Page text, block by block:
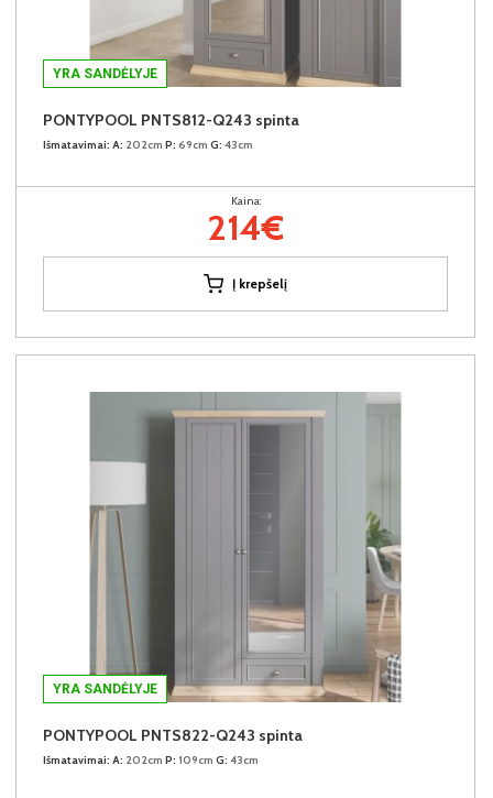
YRA SANDĖLYJE
PONTYPOOL PNTS812-Q243 spinta
Išmatavimai: A: 202cm P: 69cm G: 43cm
Kaina:
214€
Į krepšelį
YRA SANDĖLYJE
PONTYPOOL PNTS822-Q243 spinta
Išmatavimai: A: 202cm P: 109cm G: 43cm